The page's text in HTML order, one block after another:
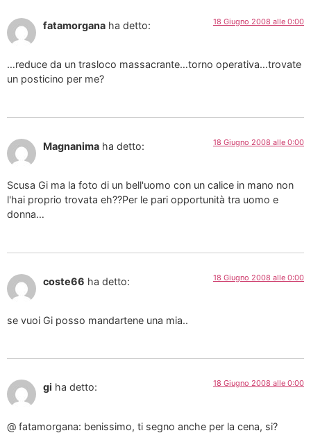
fatamorgana ha detto: 18 Giugno 2008 alle 0:00
…reduce da un trasloco massacrante…torno operativa…trovate
un posticino per me?
Magnanima ha detto: 18 Giugno 2008 alle 0:00
Scusa Gi ma la foto di un bell'uomo con un calice in mano non
l'hai proprio trovata eh??Per le pari opportunità tra uomo e
donna…
coste66 ha detto: 18 Giugno 2008 alle 0:00
se vuoi Gi posso mandartene una mia..
gi ha detto: 18 Giugno 2008 alle 0:00
@ fatamorgana: benissimo, ti segno anche per la cena, si?